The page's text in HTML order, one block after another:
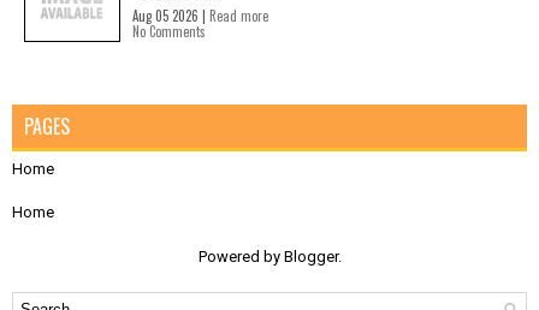
Aug 05 2026 | Read more
No Comments
PAGES
Home
Home
Powered by Blogger.